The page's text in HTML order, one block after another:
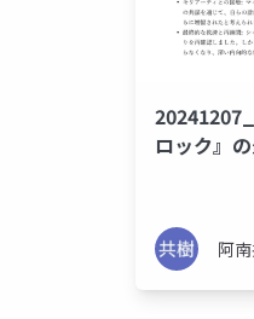
ロック』
阿